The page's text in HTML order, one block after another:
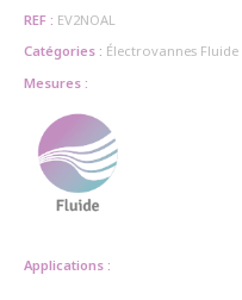
REF : EV2NOAL
Catégories : Électrovannes Fluide
Mesures :
Applications :